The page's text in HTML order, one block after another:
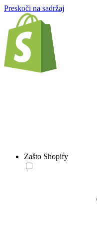
Preskoči na sadržaj
Zašto Shopify